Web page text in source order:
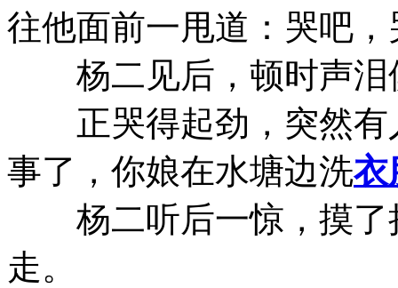
往他面前一甩道：哭吧
杨二见后，顿时声泪
正哭得起劲，突然有
事了，你娘在水塘边洗衣
杨二听后一惊，摸了
走。